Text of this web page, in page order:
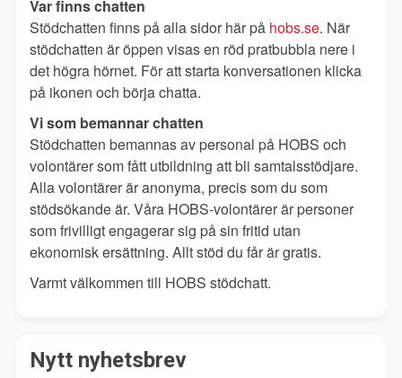
Var finns chatten
Stödchatten finns på alla sidor här på hobs.se. När
stödchatten är öppen visas en röd pratbubbla nere i
det högra hörnet. För att starta konversationen klicka
på ikonen och börja chatta.
Vi som bemannar chatten
Stödchatten bemannas av personal på HOBS och
volontärer som fått utbildning att bli samtalsstödjare.
Alla volontärer är anonyma, precis som du som
stödsökande är. Våra HOBS-volontärer är personer
som frivilligt engagerar sig på sin fritid utan
ekonomisk ersättning. Allt stöd du får är gratis.
Varmt välkommen till HOBS stödchatt.
Nytt nyhetsbrev